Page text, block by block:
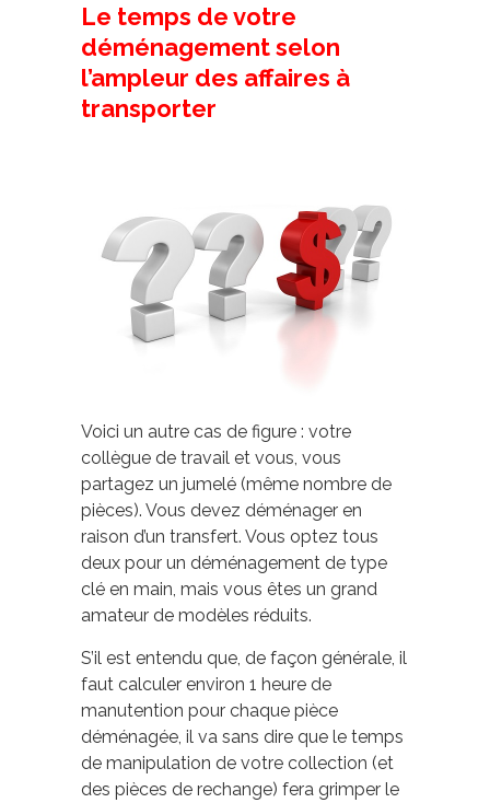
Le temps de votre
déménagement selon
l’ampleur des affaires à
transporter
Voici un autre cas de figure : votre
collègue de travail et vous, vous
partagez un jumelé (même nombre de
pièces). Vous devez déménager en
raison d’un transfert. Vous optez tous
deux pour un déménagement de type
clé en main, mais vous êtes un grand
amateur de modèles réduits.
S’il est entendu que, de façon générale, il
faut calculer environ 1 heure de
manutention pour chaque pièce
déménagée, il va sans dire que le temps
de manipulation de votre collection (et
des pièces de rechange) fera grimper le